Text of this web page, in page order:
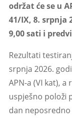
održat će se u
41/IX, 8. srpnja
9,00 sati i
Rezultati
srpnja 2026.
APN-a (VI kat),
uspješno položi
dan